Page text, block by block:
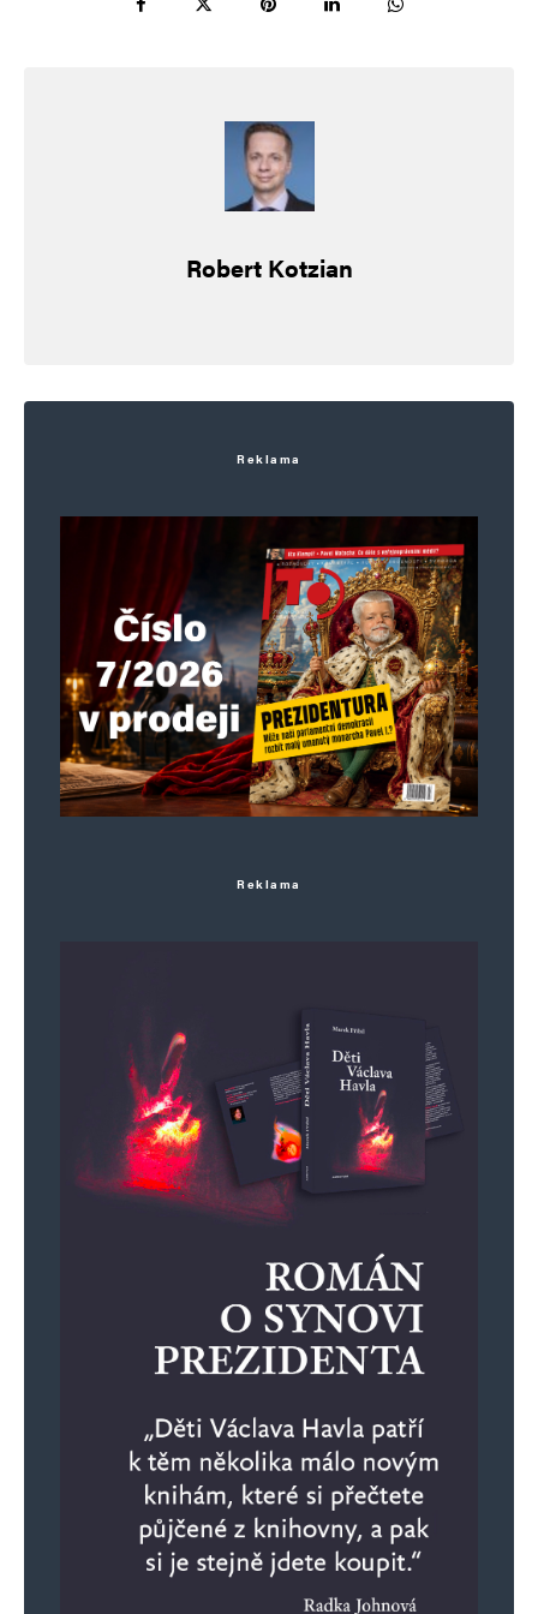
argumentů ohledně protiústavnosti. Je to
zbytečné. Věříme českým institucím, jak
pravil politruk plukovník bez pluku, co nikdy
i procesní.
Další megapodvod je sebrat 7 mandátů
malým krajům a rozředit korespondenční
podvod na 4 největší kraje.
Karlovarský kraj měl 5 poslanců,
Liberecký 8. Kolik teď? Kvorum se ještě
zvýší? Získat 10 % hlasů v Karlovarském
kraji už nyní znamená NULA poslanců.
Nebo to ještě víc znevýhodnila Markéta,
Rakušanem pověřený placený cirkusák
nebo Lipavským pověřený pracovník
ambasády za Pir/STAN, započítá opět
Rakušan a jeho IT tým do velkého kraje,
kde je kvorum 3 %. Hlas Dozimetru jistě
nepropadne.
Hlas z Austrálie (nebo jen odněkud
vyplněný lístek a odeslaná obálka –
všechny stejnou propisovačkou,
kupodivu pro STAN), kde nic neví o nikdy
nevyšetřeném Dozimetru a Redlovi, bude
mít několikrát větší váhu než hlas
rodilého Varáka nebo Liberečáka, který
dopady pětidemolice pociťuje každý
Robert Kotzian
Reklama
Reklama